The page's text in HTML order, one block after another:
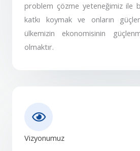
problem çözme yeteneğimiz ile
katkı koymak ve onların
ülkemizin ekonomisinin
olmaktır.
Vizyonumuz